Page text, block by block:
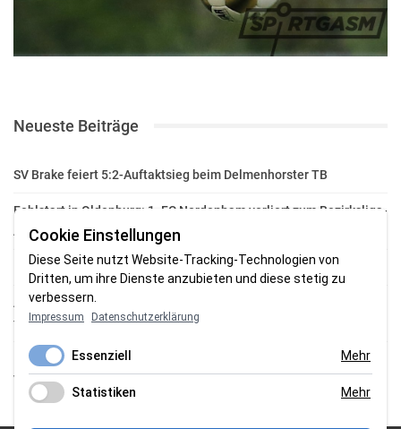
Neueste Beiträge
SV Brake feiert 5:2-Auftaktsieg beim Delmenhorster TB
Fehlstart in Oldenburg: 1. FC Nordenham verliert zum Bezirksliga-
Auftakt
Fußball in der Wesermarsch: Die Bilder vom Wochenende
Aufstieg geschafft: HSG-Unterweser-C-Jugend macht sich bereit
für die Oberliga
HSG Unterweser startet mit neuem Torwarttrainer in die
Vorbereitung
Cookie Einstellungen
Diese Seite nutzt Website-Tracking-Technologien von
Dritten, um ihre Dienste anzubieten und diese stetig zu
verbessern.
Impressum Datenschutzerklärung
Essenziell Mehr
Statistiken Mehr